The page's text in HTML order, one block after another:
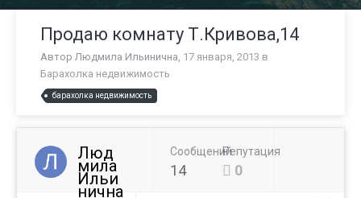
Продаю комнату Т.Кривова,14
Автор Людмила Ильинична, 17 января, 2013 в
Барахолка недвижимость
барахолка недвижимость
Люд
мила
Ильи
нична
Сообщений
14
Репутация
0